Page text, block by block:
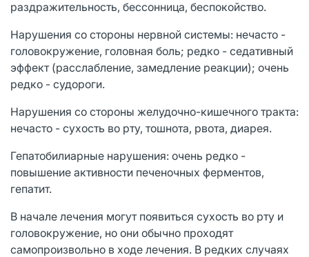
раздражительность, бессонница, беспокойство.
Нарушения со стороны нервной системы: нечасто -
головокружение, головная боль; редко - седативный
эффект (расслабление, замедление реакции); очень
редко - судороги.
Нарушения со стороны желудочно-кишечного тракта:
нечасто - сухость во рту, тошнота, рвота, диарея.
Гепатобилиарные нарушения: очень редко -
повышение активности печеночных ферментов,
гепатит.
В начале лечения могут появиться сухость во рту и
головокружение, но они обычно проходят
самопроизвольно в ходе лечения. В редких случаях